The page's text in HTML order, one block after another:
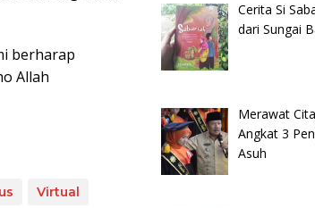
berharap
Allah
Virtual
Cerita Si
dari Sungai
Merawat
Angkat 3
Asuh